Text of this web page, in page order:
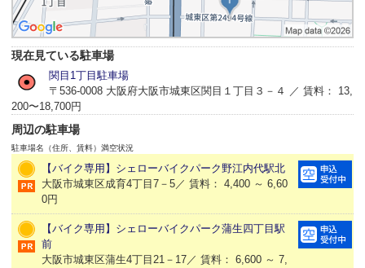
現在見ている駐車場
関目1丁目駐車場
〒536-0008 大阪府大阪市城東区関目１丁目３－４ ／ 賃料： 13,
200〜18,700円
周辺の駐車場
駐車場名（住所、賃料） 満空状況
【バイク専用】シェローバイクパーク野江内代駅北
大阪市城東区成育4丁目7－5／ 賃料： 4,400 ～ 6,60
0円
【バイク専用】シェローバイクパーク蒲生四丁目駅
前
大阪市城東区蒲生4丁目21－17／ 賃料： 6,600 ～ 7,